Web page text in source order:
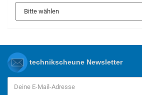
technikscheune Newsletter